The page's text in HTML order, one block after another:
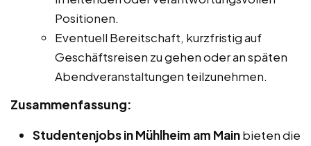
Positionen.
Eventuell Bereitschaft, kurzfristig auf
Geschäftsreisen zu gehen oder an späten
Abendveranstaltungen teilzunehmen.
Zusammenfassung:
Studentenjobs in Mühlheim am Mainbieten die